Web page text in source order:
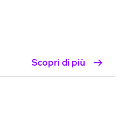
Scopri di più